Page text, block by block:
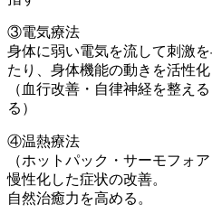
③電気療法
身体に弱い電気を流して刺激
たり、身体機能の動きを活性化
（血行改善・自律神経を整え
る）
④温熱療法
（ホットパック・サーモフォ
慢性化した症状の改善。
自然治癒力を高める。